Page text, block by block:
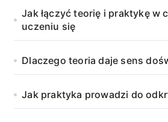
Jak łączyć teorię i praktykę w
uczeniu się
Dlaczego teoria daje sens
Jak praktyka prowadzi do